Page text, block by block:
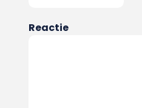
Reactie